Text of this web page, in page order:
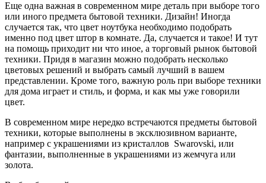
Еще одна важная в современном мире деталь при выборе того
или иного предмета бытовой техники. Дизайн! Иногда
случается так, что цвет ноутбука необходимо подобрать
именно под цвет штор в комнате. Да, случается и такое! И тут
на помощь приходит ни что иное, а торговый рынок бытовой
техники. Придя в магазин можно подобрать несколько
цветовых решений и выбрать самый лучший в вашем
представлении. Кроме того, важную роль при выборе техники
для дома играет и стиль, и форма, и как мы уже говорили
цвет.
В современном мире нередко встречаются предметы бытовой
техники, которые выполнены в эксклюзивном варианте,
например с украшениями из кристаллов Swarovski, или
фантазии, выполненные в украшениями из жемчуга или
золота.